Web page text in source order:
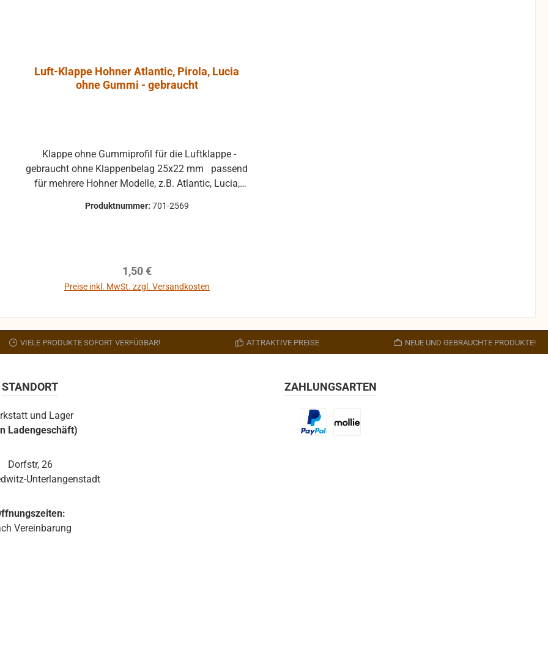
Luft-Klappe Hohner Atlantic, Pirola, Lucia
ohne Gummi - gebraucht
gebraucht ohne Klappenbelag 25x22 mm passend
für mehrere Hohner Modelle, z.B. Atlantic, Lucia,
um Rücksendungen zu vermeiden. Rücksendungen
gehen auf Kosten des Käufers. bei defekten Artikel
ausgeschlossen.
Produktnummer: 701-2569
Regulärer Preis:
1,50 €
Preise inkl. MwSt. zzgl. Versandkosten
VIELE PRODUKTE SOFORT VERFÜGBAR! ATTRAKTIVE PREISE NEUE UND GEBRAUCHTE PRODUKTE!
STANDORT
und Lager
Ladengeschäft)
Dorfstr, 26
Unterlangenstadt
Vereinbarung
ZAHLUNGSARTEN